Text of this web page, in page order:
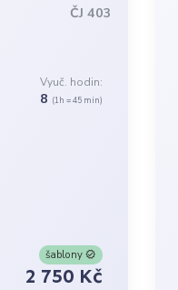
ČJ 403
Vyuč. hodin:
8 (1h = 45 min)
šablony
2 750 Kč